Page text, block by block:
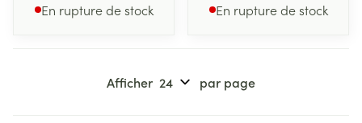
En rupture de stock En rupture de stock
Afficher par page